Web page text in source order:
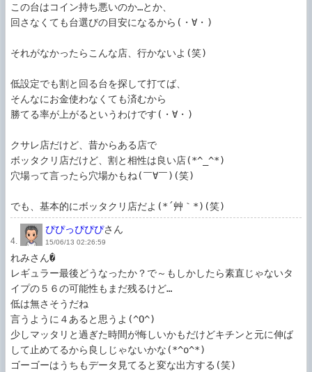
この台はコイン持ち悪いのか…とか、
回さなくても台選びの目安になるから(・∀・)
それがなかったらこんな店、行かないよ(笑)
低設定でも割と回る台を探して打てば、
そんなにお金使わなくても済むから
勝てる率が上がるというわけです(・∀・)
クサレ店だけど、昔からある店で
ボッタクリ店だけど、割と相性は良い店(*^_^*)
穴場って言ったら穴場かもね(￣∀￣)(笑)
でも、基本的にボッタクリ店だよ(*´艸｀*)(笑)
4.
ぴぴっぴぴぴさん
15/06/13 02:26:59
れみさん�
レギュラー最後どうなったか？で～もしかしたら素直じゃないタ
イプの５６の可能性もまだ残るけど…
低は無さそうだね
言うように４あると思うよ(^O^)
少しマッタリと過ぎた時間が悔しいかもだけどキチンと元に伸ば
して止めてるから良しじゃないかな(*^o^*)
ゴーゴーはうちもデータ見てると変な出方する(笑)